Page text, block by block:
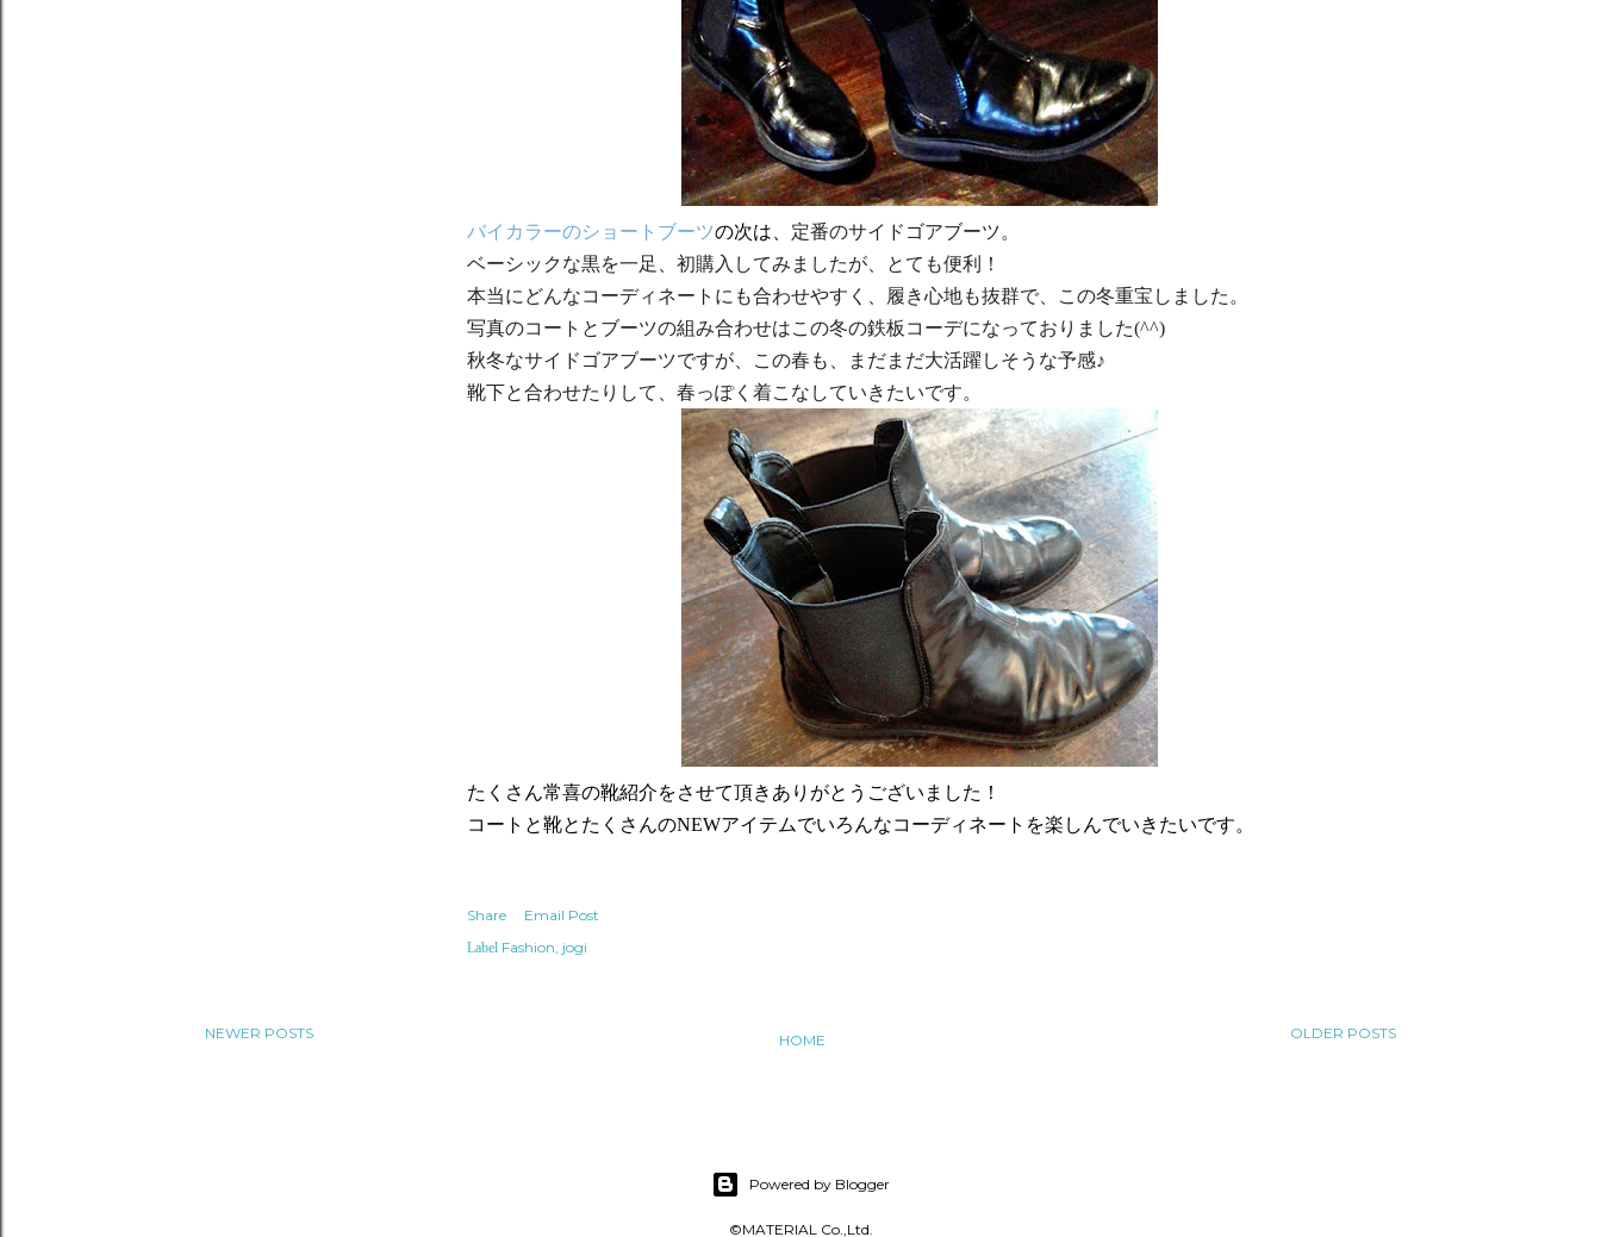
バイカラーのショートブーツの次は、 定番のサイドゴアブーツ。
ベーシックな黒を一足、 初購入してみましたが、とても便利！
本当にどんなコーディネートにも合わせやすく、
履き心地も抜群で、この冬重宝しました。
写真のコートとブーツの組み合わせはこの冬の鉄板コーデになっておりました(^^)
秋冬なサイドゴアブーツですが、この春も、
まだまだ大活躍しそうな予感♪
靴下と合わせたりして、 春っぽく着こなしていきたいです。
たくさん常喜の靴紹介をさせて頂きありがとうございました！
コートと靴とたくさんのNEWアイテムでいろんなコーディネートを楽しんでいきたいです。
Share Email Post
Label Fashion jogi
NEWER POSTS OLDER POSTS
HOME
Powered by Blogger
©MATERIAL Co.,Ltd.